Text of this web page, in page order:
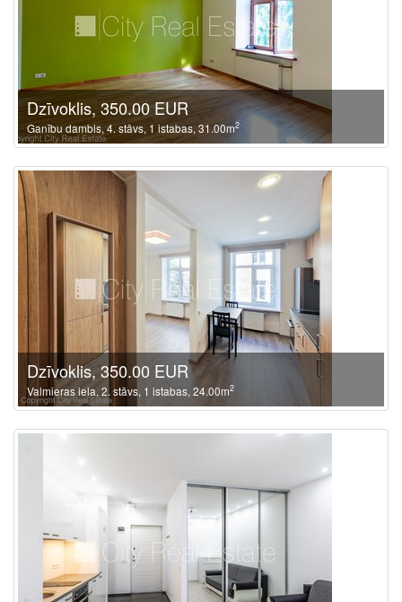
Dzīvoklis, 350.00 EUR
Ganību dambis, 4. stāvs, 1 istabas, 31.00m2
Dzīvoklis, 350.00 EUR
Valmieras iela, 2. stāvs, 1 istabas, 24.00m2